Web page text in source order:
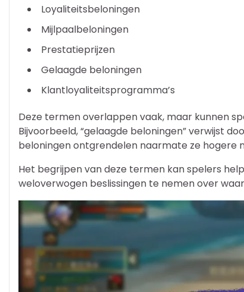
Loyaliteitsbeloningen
Mijlpaalbeloningen
Prestatieprijzen
Gelaagde beloningen
Klantloyaliteitsprogramma’s
Deze termen overlappen vaak, maar kunnen
Bijvoorbeeld, “gelaagde beloningen” verwijst
beloningen ontgrendelen naarmate ze hogere
Het begrijpen van deze termen kan spelers
weloverwogen beslissingen te nemen over